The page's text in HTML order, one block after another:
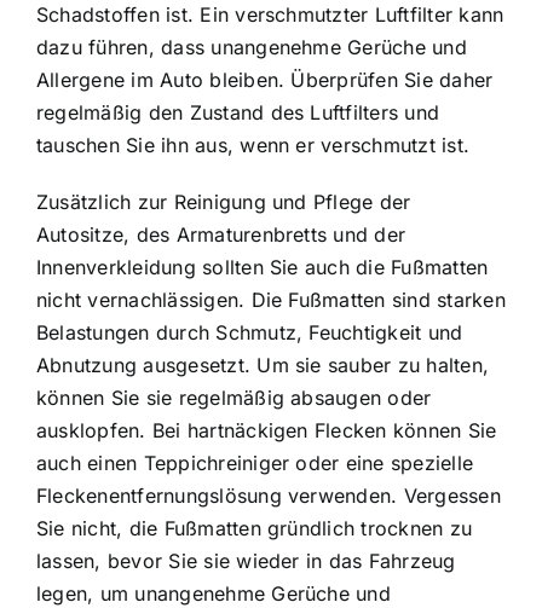
Schadstoffen ist. Ein verschmutzter Luftfilter kann
dazu führen, dass unangenehme Gerüche und
Allergene im Auto bleiben. Überprüfen Sie daher
regelmäßig den Zustand des Luftfilters und
tauschen Sie ihn aus, wenn er verschmutzt ist.
Zusätzlich zur Reinigung und Pflege der
Autositze, des Armaturenbretts und der
Innenverkleidung sollten Sie auch die Fußmatten
nicht vernachlässigen. Die Fußmatten sind starken
Belastungen durch Schmutz, Feuchtigkeit und
Abnutzung ausgesetzt. Um sie sauber zu halten,
können Sie sie regelmäßig absaugen oder
ausklopfen. Bei hartnäckigen Flecken können Sie
auch einen Teppichreiniger oder eine spezielle
Fleckenentfernungslösung verwenden. Vergessen
Sie nicht, die Fußmatten gründlich trocknen zu
lassen, bevor Sie sie wieder in das Fahrzeug
legen, um unangenehme Gerüche und